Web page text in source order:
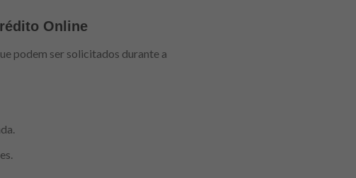
Online
podem ser solicitados durante a